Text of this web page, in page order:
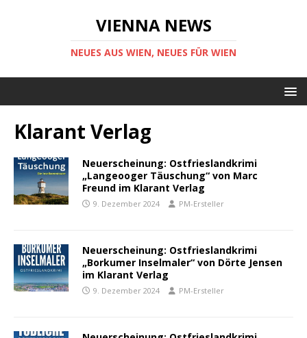
VIENNA NEWS
NEUES AUS WIEN, NEUES FÜR WIEN
Klarant Verlag
Neuerscheinung: Ostfrieslandkrimi
„Langeooger Täuschung“ von Marc
Freund im Klarant Verlag
9. Dezember 2024 PM-Ersteller
Neuerscheinung: Ostfrieslandkrimi
„Borkumer Inselmaler“ von Dörte Jensen
im Klarant Verlag
9. Dezember 2024 PM-Ersteller